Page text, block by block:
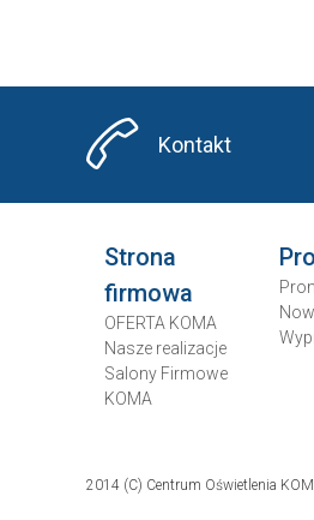
Kontakt
Strona
firmowa
OFERTA KOMA
Nasze realizacje
Salony Firmowe
KOMA
2014 (C) Centrum Oświetlenia